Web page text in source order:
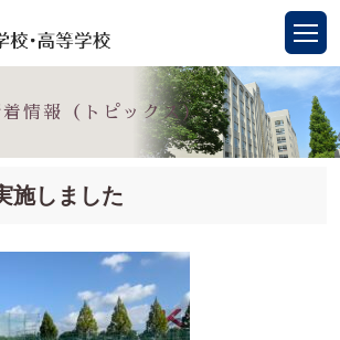
着情報（トピックス）
施しました